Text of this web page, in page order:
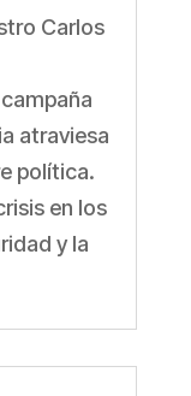
Carlos
atraviesa
política.
en los
y la